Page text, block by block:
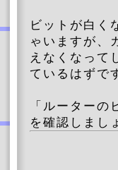
ビットが白く
ゃいますが、
えなくなって
ているはずで
「ルーター
を確認しまし